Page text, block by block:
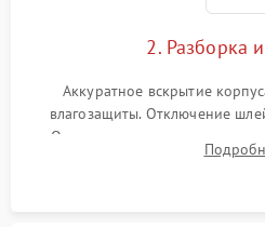
2. Разборка
Аккуратное вскрытие
влагозащиты. Отключение
Очистка внутренних плат от
обработка германиевого